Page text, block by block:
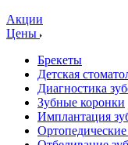
Акции
Цены
Брекеты
Детская
Диагностика
Зубные коронки
Имплантация
Ортопедические